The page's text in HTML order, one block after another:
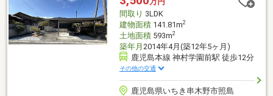
間取り 3LDK
建物面積141.81m2
土地面積593m2
築年月 2014年4月(築12年5ヶ月)
鹿児島本線 神村学園前駅 徒歩12分
その他の交通
鹿児島県いちき串木野市照島